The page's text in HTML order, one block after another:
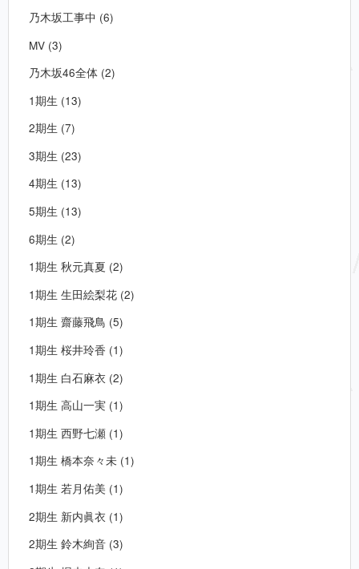
乃木坂工事中 (6)
MV (3)
乃木坂46全体 (2)
1期生 (13)
2期生 (7)
3期生 (23)
4期生 (13)
5期生 (13)
6期生 (2)
1期生 秋元真夏 (2)
1期生 生田絵梨花 (2)
1期生 齋藤飛鳥 (5)
1期生 桜井玲香 (1)
1期生 白石麻衣 (2)
1期生 高山一実 (1)
1期生 西野七瀬 (1)
1期生 橋本奈々未 (1)
1期生 若月佑美 (1)
2期生 新内眞衣 (1)
2期生 鈴木絢音 (3)